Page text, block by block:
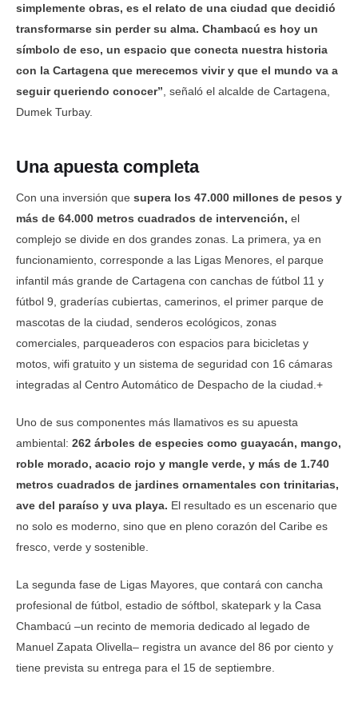
simplemente obras, es el relato de una ciudad que decidió
transformarse sin perder su alma. Chambacú es hoy un
símbolo de eso, un espacio que conecta nuestra historia
con la Cartagena que merecemos vivir y que el mundo va a
seguir queriendo conocer”, señaló el alcalde de Cartagena,
Dumek Turbay.
Una apuesta completa
Con una inversión que supera los 47.000 millones de pesos y
más de 64.000 metros cuadrados de intervención, el
complejo se divide en dos grandes zonas. La primera, ya en
funcionamiento, corresponde a las Ligas Menores, el parque
infantil más grande de Cartagena con canchas de fútbol 11 y
fútbol 9, graderías cubiertas, camerinos, el primer parque de
mascotas de la ciudad, senderos ecológicos, zonas
comerciales, parqueaderos con espacios para bicicletas y
motos, wifi gratuito y un sistema de seguridad con 16 cámaras
integradas al Centro Automático de Despacho de la ciudad.+
Uno de sus componentes más llamativos es su apuesta
ambiental: 262 árboles de especies como guayacán, mango,
roble morado, acacio rojo y mangle verde, y más de 1.740
metros cuadrados de jardines ornamentales con trinitarias,
ave del paraíso y uva playa. El resultado es un escenario que
no solo es moderno, sino que en pleno corazón del Caribe es
fresco, verde y sostenible.
La segunda fase de Ligas Mayores, que contará con cancha
profesional de fútbol, estadio de sóftbol, skatepark y la Casa
Chambacú –un recinto de memoria dedicado al legado de
Manuel Zapata Olivella– registra un avance del 86 por ciento y
tiene prevista su entrega para el 15 de septiembre.